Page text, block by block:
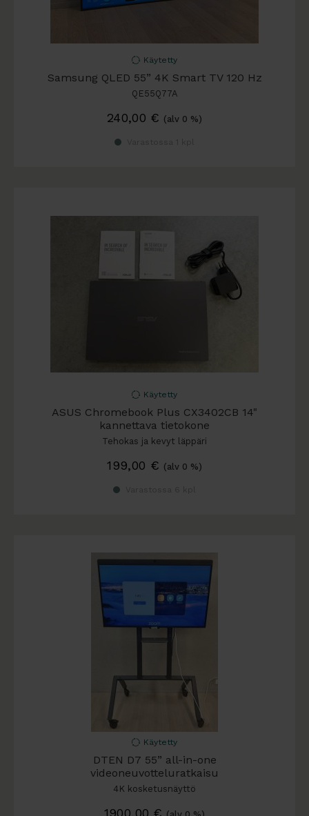
Käytetty
Samsung QLED 55” 4K Smart TV 120 Hz
QE55Q77A
240,00 € (alv 0 %)
Käytetty
ASUS Chromebook Plus CX3402CB 14"
kannettava tietokone
Tehokas ja kevyt läppäri
199,00 € (alv 0 %)
Käytetty
DTEN D7 55” all-in-one
videoneuvotteluratkaisu
4K kosketusnäyttö
1900,00 €